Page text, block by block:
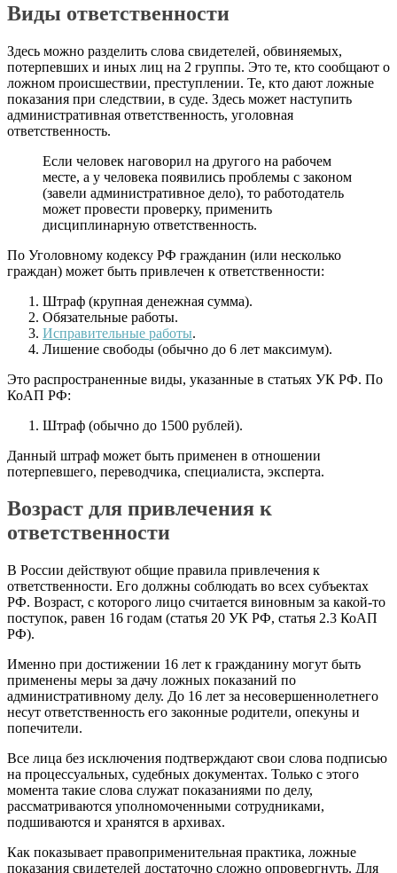
Виды ответственности
Здесь можно разделить слова свидетелей, обвиняемых,
потерпевших и иных лиц на 2 группы. Это те, кто сообщают о
ложном происшествии, преступлении. Те, кто дают ложные
показания при следствии, в суде. Здесь может наступить
административная ответственность, уголовная
ответственность.
Если человек наговорил на другого на рабочем
месте, а у человека появились проблемы с законом
(завели административное дело), то работодатель
может провести проверку, применить
дисциплинарную ответственность.
По Уголовному кодексу РФ гражданин (или несколько
граждан) может быть привлечен к ответственности:
Штраф (крупная денежная сумма).
Обязательные работы.
Исправительные работы.
Лишение свободы (обычно до 6 лет максимум).
Это распространенные виды, указанные в статьях УК РФ. По
КоАП РФ:
Штраф (обычно до 1500 рублей).
Данный штраф может быть применен в отношении
потерпевшего, переводчика, специалиста, эксперта.
Возраст для привлечения к
ответственности
В России действуют общие правила привлечения к
ответственности. Его должны соблюдать во всех субъектах
РФ. Возраст, с которого лицо считается виновным за какой-то
поступок, равен 16 годам (статья 20 УК РФ, статья 2.3 КоАП
РФ).
Именно при достижении 16 лет к гражданину могут быть
применены меры за дачу ложных показаний по
административному делу. До 16 лет за несовершеннолетнего
несут ответственность его законные родители, опекуны и
попечители.
Все лица без исключения подтверждают свои слова подписью
на процессуальных, судебных документах. Только с этого
момента такие слова служат показаниями по делу,
рассматриваются уполномоченными сотрудниками,
подшиваются и хранятся в архивах.
Как показывает правоприменительная практика, ложные
показания свидетелей достаточно сложно опровергнуть. Для